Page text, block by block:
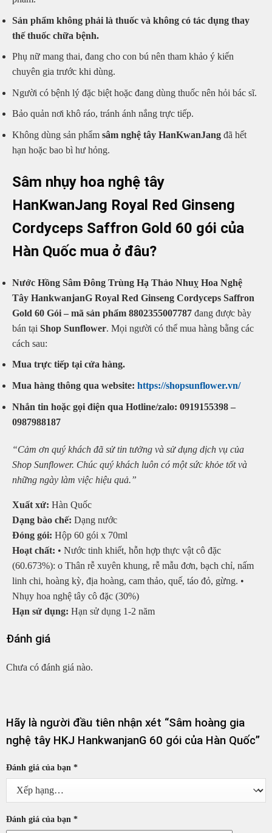
Sản phẩm không phải là thuốc và không có tác dụng thay
thế thuốc chữa bệnh.
Phụ nữ mang thai, đang cho con bú nên tham khảo ý kiến
chuyên gia trước khi dùng.
Người có bệnh lý đặc biệt hoặc đang dùng thuốc nên hỏi bác sĩ.
Bảo quản nơi khô ráo, tránh ánh nắng trực tiếp.
Không dùng sản phẩm sâm nghệ tây HanKwanJang đã hết
hạn hoặc bao bì hư hỏng.
Sâm nhụy hoa nghệ tây
HanKwanJang Royal Red Ginseng
Cordyceps Saffron Gold 60 gói của
Hàn Quốc mua ở đâu?
Nước Hồng Sâm Đông Trùng Hạ Thảo Nhuỵ Hoa Nghệ
Tây HankwanjanG Royal Red Ginseng Cordyceps Saffron
Gold 60 Gói – mã sản phẩm 8802355007787 đang được bày
bán tại Shop Sunflower. Mọi người có thể mua hàng bằng các
cách sau:
Mua trực tiếp tại cửa hàng.
Mua hàng thông qua website: https://shopsunflower.vn/
Nhắn tin hoặc gọi điện qua Hotline/zalo: 0919155398 –
0987988187
“Cảm ơn quý khách đã sử tin tưởng và sử dụng dịch vụ của
Shop Sunflower. Chúc quý khách luôn có một sức khỏe tốt và
những ngày làm việc hiệu quả.”
Xuất xứ: Hàn Quốc
Dạng bào chế: Dạng nước
Đóng gói: Hộp 60 gói x 70ml
Hoạt chất: • Nước tinh khiết, hỗn hợp thực vật cô đặc
(60.673%): o Thân rễ xuyên khung, rễ mẫu đơn, bạch chỉ, nấm
linh chi, hoàng kỳ, địa hoàng, cam thảo, quế, táo đỏ, gừng. •
Nhụy hoa nghệ tây cô đặc (30%)
Hạn sử dụng: Hạn sử dụng 1-2 năm
Đánh giá
Chưa có đánh giá nào.
Hãy là người đầu tiên nhận xét “Sâm hoàng gia
nghệ tây HKJ HankwanjanG 60 gói của Hàn Quốc”
Đánh giá của bạn *
Đánh giá của bạn *